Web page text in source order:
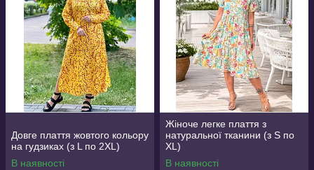
Довге плаття жовтого кольору
на гудзиках (з L по 2XL)
В наявності
Жіноче легке плаття з
натуральної тканини (з S по
XL)
В наявності